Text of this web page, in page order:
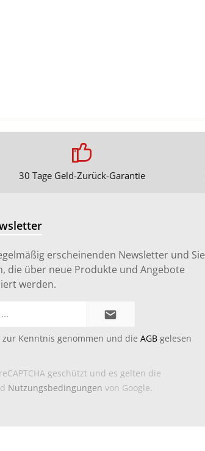
30 Tage Geld-Zurück-Garantie
erscheinenden Newsletter und Sie
die über neue Produkte und Angebote
werden.
zur Kenntnis genommen und die AGB gelesen
geschützt und es gelten die
Nutzungsbedingungen von Google.